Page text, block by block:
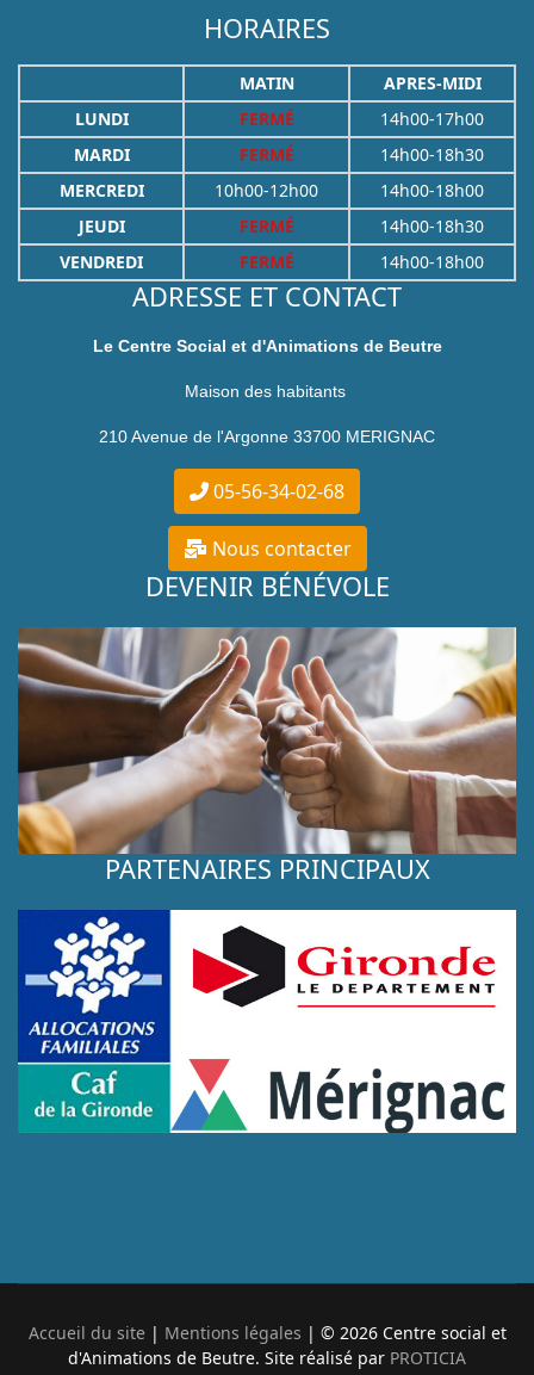
HORAIRES
MATIN
APRES-MIDI
LUNDI
FERMÉ
14h00-17h00
MARDI
FERMÉ
14h00-18h30
MERCREDI
10h00-12h00
14h00-18h00
JEUDI
FERMÉ
14h00-18h30
VENDREDI
FERMÉ 14h00-18h00
ADRESSE ET CONTACT
Le Centre Social et d'Animations de Beutre
Maison des habitants
210 Avenue de l'Argonne 33700 MERIGNAC
05-56-34-02-68
Nous contacter
DEVENIR BÉNÉVOLE
PARTENAIRES PRINCIPAUX
Accueil du site| Mentions légales | © 2026 Centre social et
d'Animations de Beutre. Site réalisé par PROTICIA